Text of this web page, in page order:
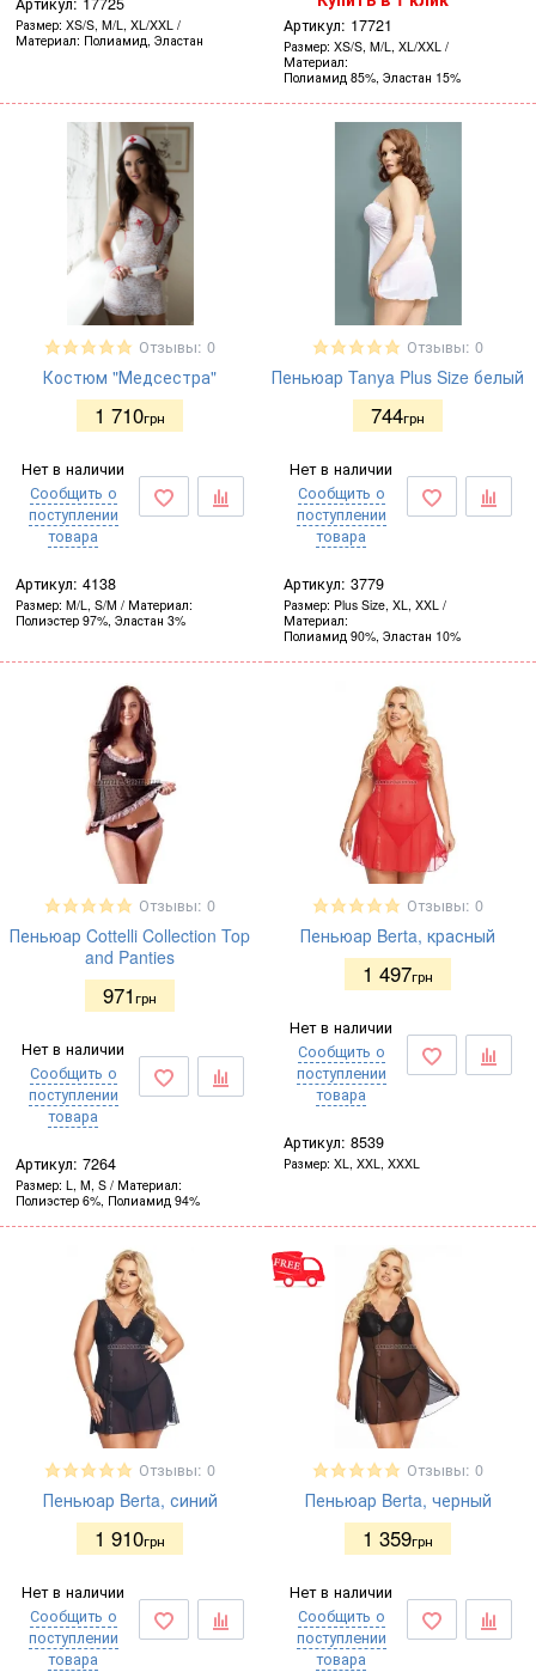
Размер XS/S, M/L, XL/XXL
Материал Полиамид, Эластан
Артикул: 17721
Размер XS/S, M/L, XL/XXL
Материал
Полиамид 85%, Эластан 15%
Отзывы: 0
Костюм "Медсестра"
1 710грн
Нет в наличии
Сообщить о
поступлении
товара
Артикул: 4138
Размер M/L, S/M
Материал
Полиэстер 97%, Эластан 3%
Отзывы: 0
Пеньюар Tanya Plus Size белый
744грн
Нет в наличии
Сообщить о
поступлении
товара
Артикул: 3779
Размер Plus Size, XL, XXL
Материал
Полиамид 90%, Эластан 10%
Отзывы: 0
Пеньюар Cottelli Collection Top
and Panties
971грн
Нет в наличии
Сообщить о
поступлении
товара
Артикул: 7264
Размер L, M, S
Материал
Полиэстер 6%, Полиамид 94%
Отзывы: 0
Пеньюар Berta, красный
1 497грн
Нет в наличии
Сообщить о
поступлении
товара
Артикул: 8539
Размер XL, XXL, XXXL
Отзывы: 0
Пеньюар Berta, синий
1 910грн
Нет в наличии
Сообщить о
поступлении
товара
Отзывы: 0
Пеньюар Berta, черный
1 359грн
Нет в наличии
Сообщить о
поступлении
товара